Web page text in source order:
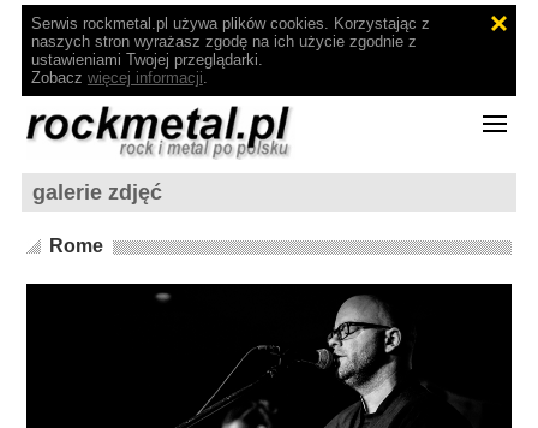
Serwis rockmetal.pl używa plików cookies. Korzystając z
naszych stron wyrażasz zgodę na ich użycie zgodnie z
ustawieniami Twojej przeglądarki.
Zobacz więcej informacji.
galerie zdjęć
Rome